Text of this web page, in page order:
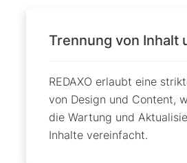
Trennung von Inhalt
REDAXO erlaubt eine
von Design und Content,
die Wartung und
Inhalte vereinfacht.